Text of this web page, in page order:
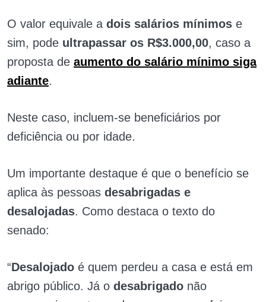
O valor equivale a dois salários mínimos e
sim, pode ultrapassar os R$3.000,00, caso a
proposta de aumento do salário mínimo siga
adiante.
Neste caso, incluem-se beneficiários por
deficiência ou por idade.
Um importante destaque é que o benefício se
aplica às pessoas desabrigadas e
desalojadas. Como destaca o texto do
senado:
“Desalojado é quem perdeu a casa e está em
abrigo público. Já o desabrigado não